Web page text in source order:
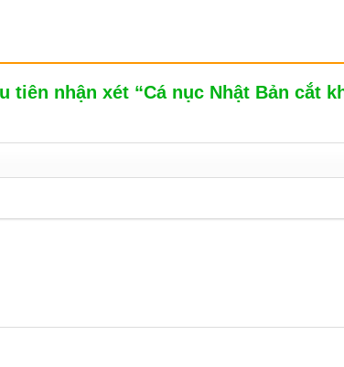
tiên nhận xét “Cá nục Nhật Bản cắt